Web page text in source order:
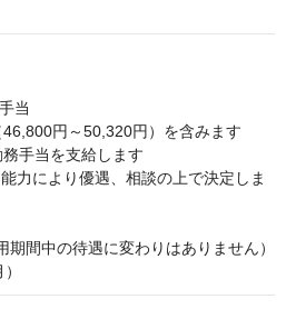
当
円～50,320円）を含みます
手当を支給します
力により優遇、相談の上で決定しま
間中の待遇に変わりはありません）